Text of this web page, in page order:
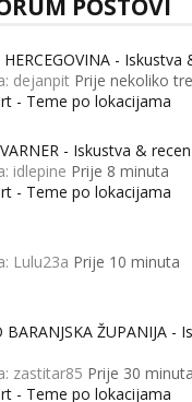
POSTOVI
- Iskustva
dejanpit Prije nekoliko
- Teme po lokacijama
- Iskustva &
idlepine Prije 8 minuta
- Teme po lokacijama
Lulu23a Prije 10 minuta
BARANJSKA ŽUPANIJA -
zastitar85 Prije 30 minuta
- Teme po lokacijama